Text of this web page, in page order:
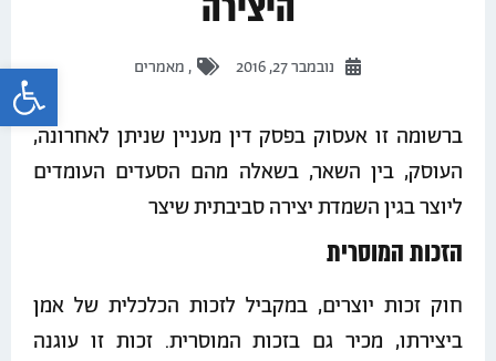
נובמבר 27, 2016 , מאמרים
ברשומה זו אעסוק בפסק דין מעניין שניתן לאחרונה,
העוסק, בין השאר, בשאלה מהם הסעדים העומדים
ליוצר בגין השמדת יצירה סביבתית שיצר
הזכות המוסרית
חוק זכות יוצרים, במקביל לזכות הכלכלית של אמן
ביצירתו, מכיר גם בזכות המוסרית. זכות זו עוגנה